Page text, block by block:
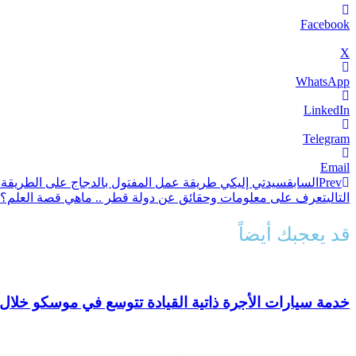
Facebook
X
WhatsApp
LinkedIn
Telegram
Email
Prev السابقسيدتي إليكي طريقة عمل المفتول بالدجاج على الطريقة
التاليتعرف على معلومات وحقائق عن دولة قطر .. ماهي قصة العلم؟
قد يعجبك أيضاً
خدمة سيارات الأجرة ذاتية القيادة تتوسع في موسكو خلال 2026